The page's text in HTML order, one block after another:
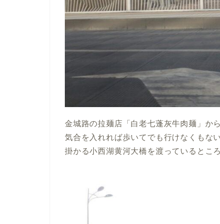
金城路の拉麺店「白老七蓬灰牛肉麺」か
気合を入れれば歩いてでも行けなくもな
掛かる小西湖黄河大橋を渡っているとこ